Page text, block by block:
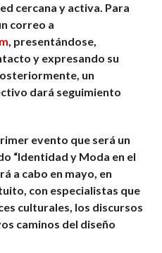
cercana y activa. Para
correo a
, presentándose,
y expresando su
un
dará seguimiento
evento que será un
“Identidad y Moda en el
a cabo en mayo, en
con especialistas que
culturales, los discursos
caminos del diseño